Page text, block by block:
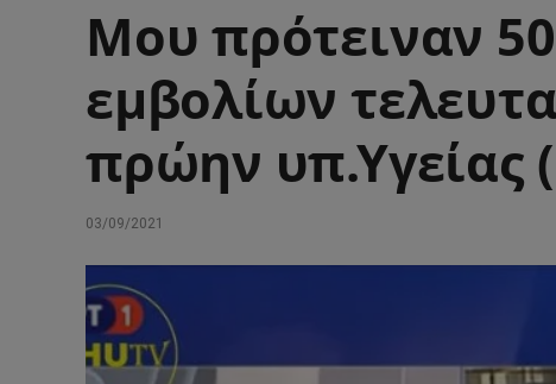
Μου πρότειναν
εμβολίων
πρώην υπ.Υγείας
03/09/2021